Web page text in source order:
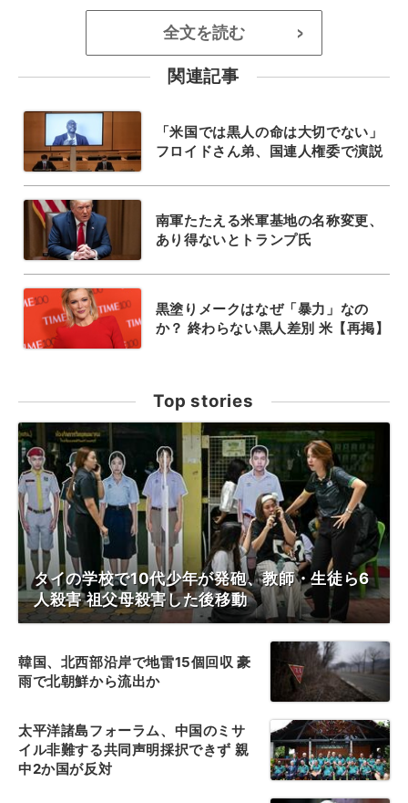
全文を読む >
関連記事
「米国では黒人の命は大切でない」
フロイドさん弟、国連人権委で演説
南軍たたえる米軍基地の名称変更、
あり得ないとトランプ氏
黒塗りメークはなぜ「暴力」なの
か？ 終わらない黒人差別 米【再掲】
Top stories
タイの学校で10代少年が発砲、教師・生徒ら6
人殺害 祖父母殺害した後移動
韓国、北西部沿岸で地雷15個回収 豪
雨で北朝鮮から流出か
太平洋諸島フォーラム、中国のミサ
イル非難する共同声明採択できず 親
中2か国が反対